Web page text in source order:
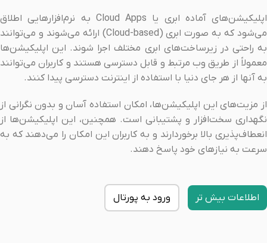
اپلیکیشن‌های آماده ابری یا Cloud Apps به نرم‌افزارهایی اطلاق
می‌شود که به صورت ابری (Cloud-based) ارائه می‌شوند و می‌توانند
به راحتی در زیرساخت‌های ابری مختلف اجرا شوند. این اپلیکیشن‌ها
معمولاً از طریق وب مرتبط و قابل دسترسی هستند و کاربران می‌توانند
به آنها از هر جای دنیا با استفاده از اینترنت دسترسی پیدا کنند.
از مزیت‌های این اپلیکیشن‌ها، امکان استفاده آسان و بدون نگرانی از
نگهداری سخت‌افزار و پشتیبانی است. همچنین، این اپلیکیشن‌ها از
انعطاف‌پذیری بالا برخوردارند و به کاربران این امکان را می‌دهند که به
سرعت به نیازهای خود پاسخ دهند.
اطلاعات بیش تر ورود به پورتال